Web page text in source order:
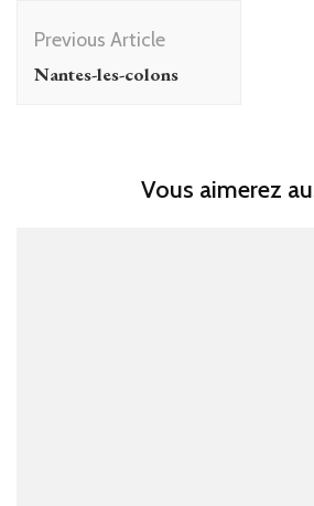
Navigation
Previous Article
Nantes-les-colons
Vous aimerez